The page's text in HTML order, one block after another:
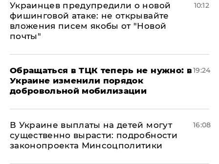
Украинцев предупредили о новой
фишинговой атаке: не открывайте
вложения писем якобы от "Новой
почты"
10:12
Обращаться в ТЦК теперь не нужно: в
Украине изменили порядок
добровольной мобилизации
19:24
В Украине выплаты на детей могут
существенно вырасти: подробности
законопроекта Минсоцполитики
16:08